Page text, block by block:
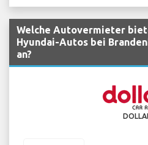
Welche Autovermieter
Hyundai-Autos bei
an?